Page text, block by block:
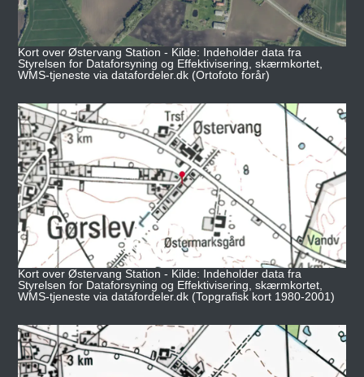
Kort over Østervang Station - Kilde: Indeholder data fra
Styrelsen for Dataforsyning og Effektivisering, skærmkortet,
WMS-tjeneste via datafordeler.dk (Ortofoto forår)
Kort over Østervang Station - Kilde: Indeholder data fra
Styrelsen for Dataforsyning og Effektivisering, skærmkortet,
WMS-tjeneste via datafordeler.dk (Topgrafisk kort 1980-2001)